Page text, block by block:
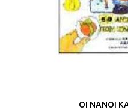
ΟΙ ΝΑΝΟΙ